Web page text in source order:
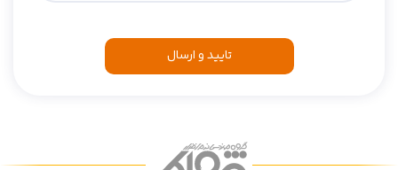
تایید و ارسال